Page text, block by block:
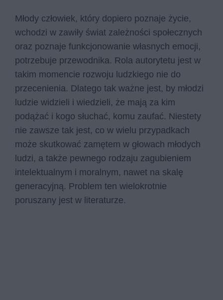
Młody człowiek, który dopiero poznaje życie,
wchodzi w zawiły świat zależności społecznych
oraz poznaje funkcjonowanie własnych emocji,
potrzebuje przewodnika. Rola autorytetu jest w
takim momencie rozwoju ludzkiego nie do
przecenienia. Dlatego tak ważne jest, by młodzi
ludzie widzieli i wiedzieli, że mają za kim
podążać i kogo słuchać, komu zaufać. Niestety
nie zawsze tak jest, co w wielu przypadkach
może skutkować zamętem w głowach młodych
ludzi, a także pewnego rodzaju zagubieniem
intelektualnym i moralnym, nawet na skalę
generacyjną. Problem ten wielokrotnie
poruszany jest w literaturze.